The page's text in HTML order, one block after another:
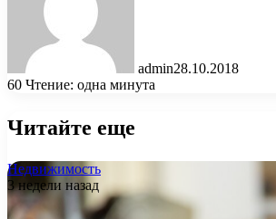
admin28.10.2018
60 Чтение: одна минута
Читайте еще
Недвижимость
3 недели назад